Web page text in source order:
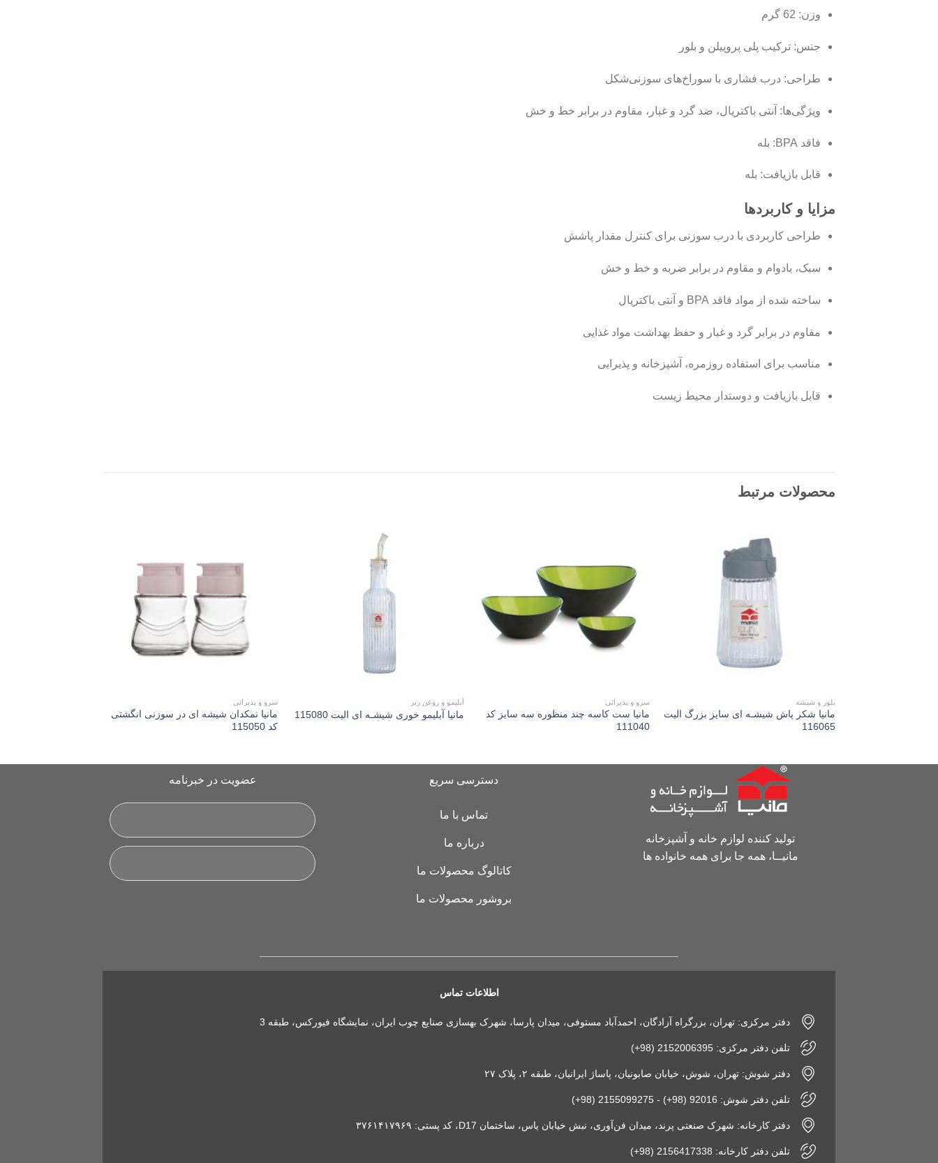
وزن: 62 گرم
جنس: ترکیب پلی پروپیلن و بلور
طراحی: درب فشاری با سوراخ‌های سوزنی‌شکل
ویژگی‌ها: آنتی باکتریال، ضد گرد و غبار، مقاوم در برابر خط و خش
فاقد BPA: بله
قابل بازیافت: بله
مزایا و کاربردها
طراحی کاربردی با درب سوزنی برای کنترل مقدار پاشش
سبک، بادوام و مقاوم در برابر ضربه و خط و خش
ساخته شده از مواد فاقد BPA و آنتی باکتریال
مقاوم در برابر گرد و غبار و حفظ بهداشت مواد غذایی
مناسب برای استفاده روزمره، آشپزخانه و پذیرایی
قابل بازیافت و دوستدار محیط زیست
محصولات مرتبط
بلور و شیشه
مانیا شکر پاش شیشـه ای سايز بزرگ الیت
116065
سرو و پذیرائی
مانیا ست کاسه چند منظوره سه سایز کد
111040
آبلیمو و روغن ریز
مانیا آبلیمو خوری شیشـه ای الیت 115080
سرو و پذیرائی
مانیا نمکدان شیشه ای در سوزنی انگشتی
کد 115050
تولید کننده لوازم خانه و آشپزخانه
مانیــا، همه جا برای همه خانواده ها
دسترسی سریع
تماس با ما
درباره ما
کاتالوگ محصولات ما
بروشور محصولات ما
عضویت در خبرنامه
اطلاعات تماس
دفتر مرکزی: تهران، بزرگراه آزادگان، احمدآباد مستوفی، میدان پارسا، شهرک بهسازی صنایع چوب ایران، نمایشگاه فیورکس، طبقه 3
تلفن دفتر مرکزی: 2152006395 (98+)
دفتر شوش: تهران، شوش، خیابان صابونیان، پاساژ ایرانیان، طبقه ۲، پلاک ۲۷
تلفن دفتر شوش: 92016 (98+) - 2155099275 (98+)
دفتر کارخانه: شهرک صنعتی پرند، میدان فن‌آوری، نبش خیابان یاس، ساختمان D17، کد پستی: ۳۷۶۱۴۱۷۹۶۹
تلفن دفتر کارخانه: 2156417338 (98+)